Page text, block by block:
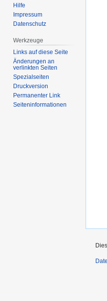
Hilfe
Impressum
Datenschutz
Werkzeuge
Links auf diese Seite
Änderungen an
verlinkten Seiten
Spezialseiten
Druckversion
Permanenter Link
Seiten­­informationen